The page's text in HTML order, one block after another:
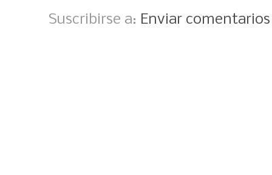
Suscribirse a: Enviar